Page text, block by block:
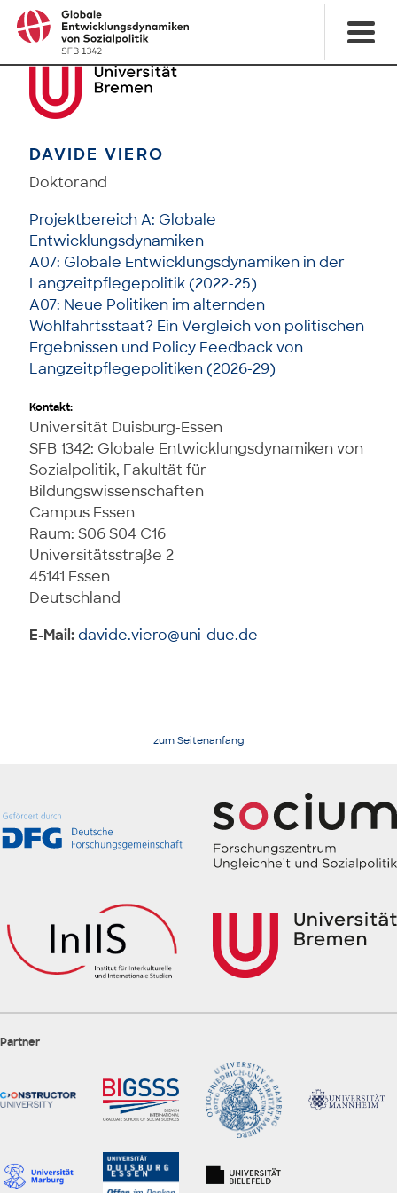
DAVIDE VIERO
Doktorand
Projektbereich A: Globale
Entwicklungsdynamiken
A07: Globale Entwicklungsdynamiken in der
Langzeitpflegepolitik (2022-25)
A07: Neue Politiken im alternden
Wohlfahrtsstaat? Ein Vergleich von politischen
Ergebnissen und Policy Feedback von
Langzeitpflegepolitiken (2026-29)
Kontakt:
Universität Duisburg-Essen
SFB 1342: Globale Entwicklungsdynamiken von
Sozialpolitik, Fakultät für
Bildungswissenschaften
Campus Essen
Raum: S06 S04 C16
Universitätsstraße 2
45141 Essen
Deutschland
E-Mail:davide.viero@uni-due.de
zum Seitenanfang
Partner